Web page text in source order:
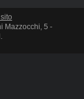
Mazzocchi, 5 -